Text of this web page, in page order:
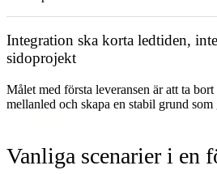
Integration ska korta ledtiden,
sidoprojekt
Målet med första leveransen är att ta
mellanled och skapa en stabil grund
Vanliga scenarier i en